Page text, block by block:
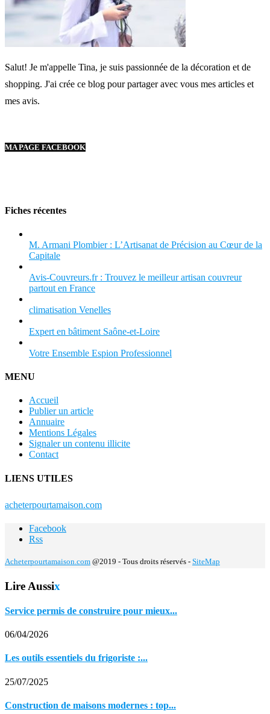
Salut! Je m'appelle Tina, je suis passionnée de la décoration et de
shopping. J'ai crée ce blog pour partager avec vous mes articles et
mes avis.
MA PAGE FACEBOOK
Fiches récentes
M. Armani Plombier : L’Artisanat de Précision au Cœur de la
Capitale
Avis-Couvreurs.fr : Trouvez le meilleur artisan couvreur
partout en France
climatisation Venelles
Expert en bâtiment Saône-et-Loire
Votre Ensemble Espion Professionnel
MENU
Accueil
Publier un article
Annuaire
Mentions Légales
Signaler un contenu illicite
Contact
LIENS UTILES
acheterpourtamaison.com
Facebook
Rss
Acheterpourtamaison.com @2019 - Tous droits réservés - SiteMap
Lire Aussix
Service permis de construire pour mieux...
06/04/2026
Les outils essentiels du frigoriste :...
25/07/2025
Construction de maisons modernes : top...